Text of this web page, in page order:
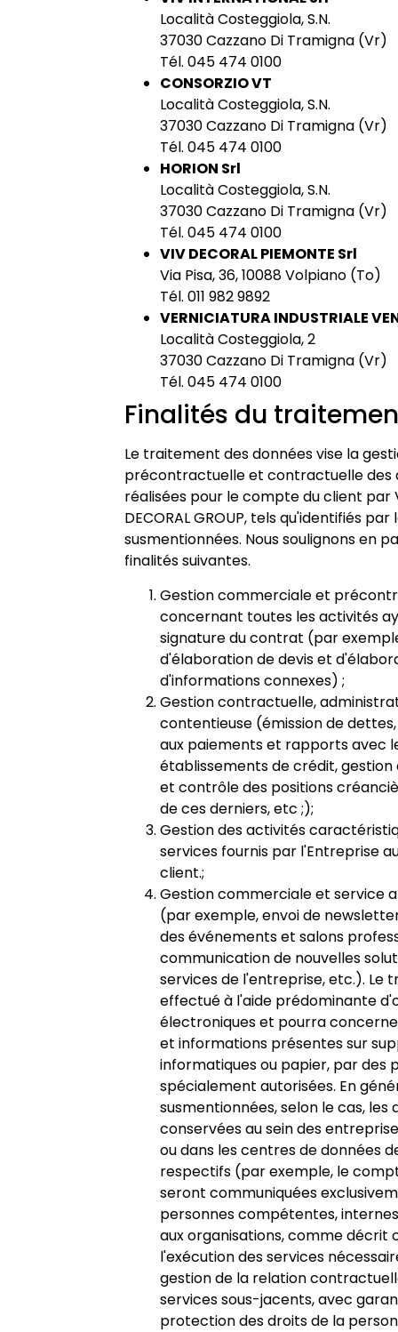
Località Costeggiola, S.N.
37030 Cazzano Di Tramigna (Vr)
Tél. 045 474 0100
CONSORZIO VT
Località Costeggiola, S.N.
37030 Cazzano Di Tramigna (Vr)
Tél. 045 474 0100
HORION Srl
Località Costeggiola, S.N.
37030 Cazzano Di Tramigna (Vr)
Tél. 045 474 0100
VIV DECORAL PIEMONTE Srl
Via Pisa, 36, 10088 Volpiano (To)
Tél. 011 982 9892
VERNICIATURA INDUSTRIALE
Località Costeggiola, 2
37030 Cazzano Di Tramigna (Vr)
Tél. 045 474 0100
Finalités du
Le traitement des données vise la
précontractuelle et contractuelle des
réalisées pour le compte du client par
DECORAL GROUP, tels qu'identifiés
susmentionnées. Nous soulignons en
finalités suivantes.
Gestion commerciale et
concernant toutes les activités
signature du contrat (par
d'élaboration de devis et
d'informations connexes) ;
Gestion contractuelle,
contentieuse (émission de
aux paiements et rapports avec
établissements de crédit,
et contrôle des positions
de ces derniers, etc ;);
Gestion des activités
services fournis par l'Entreprise
client.;
Gestion commerciale et service
(par exemple, envoi de
des événements et salons
communication de nouvelles
services de l'entreprise, etc.). Le
effectué à l'aide prédominante
électroniques et pourra
et informations présentes sur
informatiques ou papier, par des
spécialement autorisées. En
susmentionnées, selon le cas, les
conservées au sein des
ou dans les centres de données
respectifs (par exemple, le
seront communiquées
personnes compétentes,
aux organisations, comme décrit
l'exécution des services
gestion de la relation
services sous-jacents, avec
protection des droits de la